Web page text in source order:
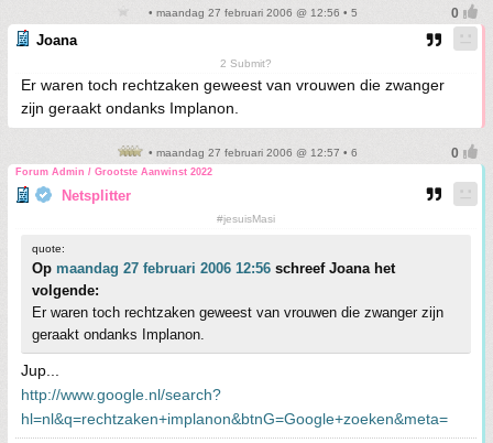
• maandag 27 februari 2006 @ 12:56 • 5
Joana
2 Submit?
Er waren toch rechtzaken geweest van vrouwen die zwanger
zijn geraakt ondanks Implanon.
• maandag 27 februari 2006 @ 12:57 • 6
Forum Admin / Grootste Aanwinst 2022
Netsplitter
#jesuisMasi
quote:
Op maandag 27 februari 2006 12:56 schreef Joana het
volgende:
Er waren toch rechtzaken geweest van vrouwen die zwanger zijn
geraakt ondanks Implanon.
Jup...
http://www.google.nl/search?
hl=nl&q=rechtzaken+implanon&btnG=Google+zoeken&meta=